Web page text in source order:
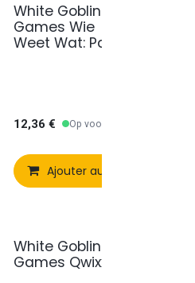
la liste de souhaitsAjouter à la liste de
Comparer
White Goblin
Games Wie
Weet Wat: Party
12,36 € Op voorraad
Ajouter au panier
White Goblin
Games Qwixx